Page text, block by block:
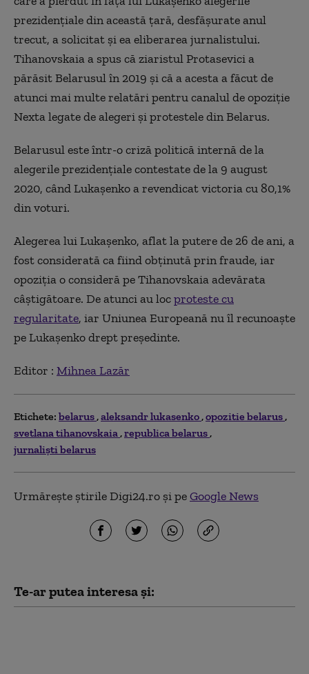
prezidenţiale din această ţară, desfăşurate anul
trecut, a solicitat şi ea eliberarea jurnalistului.
Tihanovskaia a spus că ziaristul Protasevici a
părăsit Belarusul în 2019 şi că a acesta a făcut de
atunci mai multe relatări pentru canalul de opoziţie
Nexta legate de alegeri şi protestele din Belarus.
Belarusul este într-o criză politică internă de la
alegerile prezidenţiale contestate de la 9 august
2020, când Lukaşenko a revendicat victoria cu 80,1%
din voturi.
Alegerea lui Lukaşenko, aflat la putere de 26 de ani, a
fost considerată ca fiind obţinută prin fraude, iar
opoziţia o consideră pe Tihanovskaia adevărata
câştigătoare. De atunci au locproteste cu
regularitate, iar Uniunea Europeană nu îl recunoaşte
pe Lukaşenko drept preşedinte.
Editor : Mihnea Lazăr
Etichete: belarus aleksandr lukasenko opozitie belarus
svetlana tihanovskaia republica belarus
jurnalişti belarus
Urmărește știrile Digi24.ro și peGoogle News
Te-ar putea interesa și: